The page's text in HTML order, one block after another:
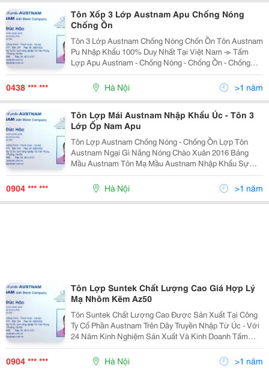
Tôn Xốp 3 Lớp Austnam Apu Chống Nóng
Chống Ồn
Tôn 3 Lớp Austnam Chống Nóng Chốn Ồn Tôn Austnam
Pu Nhập Khẩu 100% Duy Nhất Tại Việt Nam -≫ Tấm
Lợp Apu Austnam - Chống Nóng - Chống Ồn - Chống
Lửa - Cách Âm Cách Nhiệt -≫ Hiệu Quả - Tiết Kiệm Thời
Gian Thi Công - Tiết Kiệm Chi Chí - T
0438 *** *** Hà Nội >1 năm
Tôn Lợp Mái Austnam Nhập Khẩu Úc - Tôn 3
Lớp Ốp Nam Apu
Tôn Lợp Austnam Chống Nóng - Chống Ồn Lợp Tôn
Austnam Ngại Gì Nắng Nóng Chào Xuân 2016 Bảng
Mầu Austnam Tôn Mạ Mầu Austnam Nhập Khẩu Sự
Khác Biệt Với Tôn Trong Nước Và Các Loại Tôn Mạ
Mầu Khác Tôn Mạ Mầu Austnam Nhập Khẩu Az Bao
Gồm 5 Lớp: 1 - Lớp Th
0904 *** *** Hà Nội >1 năm
Tôn Lợp Suntek Chất Lượng Cao Giá Hợp Lý
Mạ Nhôm Kẽm Az50
Tôn Suntek Chất Lượng Cao Được Sản Xuất Tại Công
Ty Cổ Phần Austnam Trên Dây Truyền Nhập Từ Úc - Với
24 Năm Kinh Nghiệm Sản Xuất Và Kinh Doanh Tấm
Lợp Kim Loại Mạ Mầu, Tôn Pu Chống Nóng Chống Ồn
Công Ty Luôn Khẳng Định Chất Lượng Tốt Nhất Tới
Người T
0904 *** *** Hà Nội >1 năm